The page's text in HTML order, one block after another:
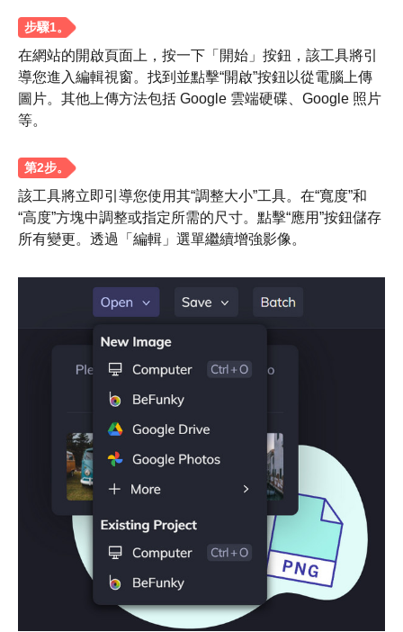
第 3 步。
在網站的開啟頁面上，按一下「開始」按鈕，該工具將引
導您進入編輯視窗。找到並點擊“開啟”按鈕以從電腦上傳
圖片。其他上傳方法包括 Google 雲端硬碟、Google 照片
等。
該工具將立即引導您使用其“調整大小”工具。在“寬度”和
“高度”方塊中調整或指定所需的尺寸。點擊“應用”按鈕儲存
所有變更。透過「編輯」選單繼續增強影像。